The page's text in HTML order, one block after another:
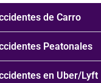
de Carro
Peatonales
en Uber/Lyft